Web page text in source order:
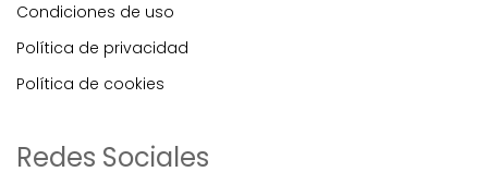
Condiciones de uso
Política de privacidad
Política de cookies
Redes Sociales